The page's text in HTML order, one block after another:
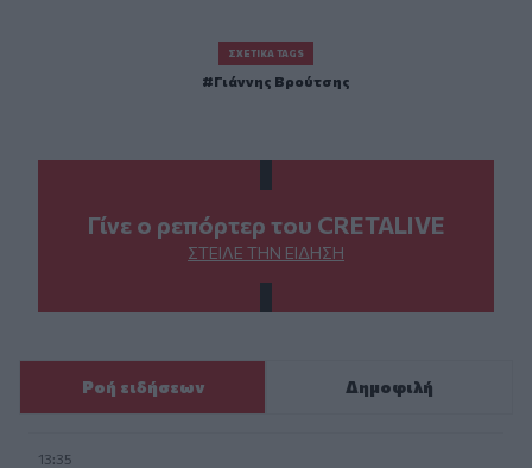
ΣΧΕΤΙΚΆ TAGS
Γιάννης Βρούτσης
Γίνε ο ρεπόρτερ του CRETALIVE
ΣΤΕΊΛΕ ΤΗΝ ΕΊΔΗΣΗ
Ροή ειδήσεων Δημοφιλή
13:35